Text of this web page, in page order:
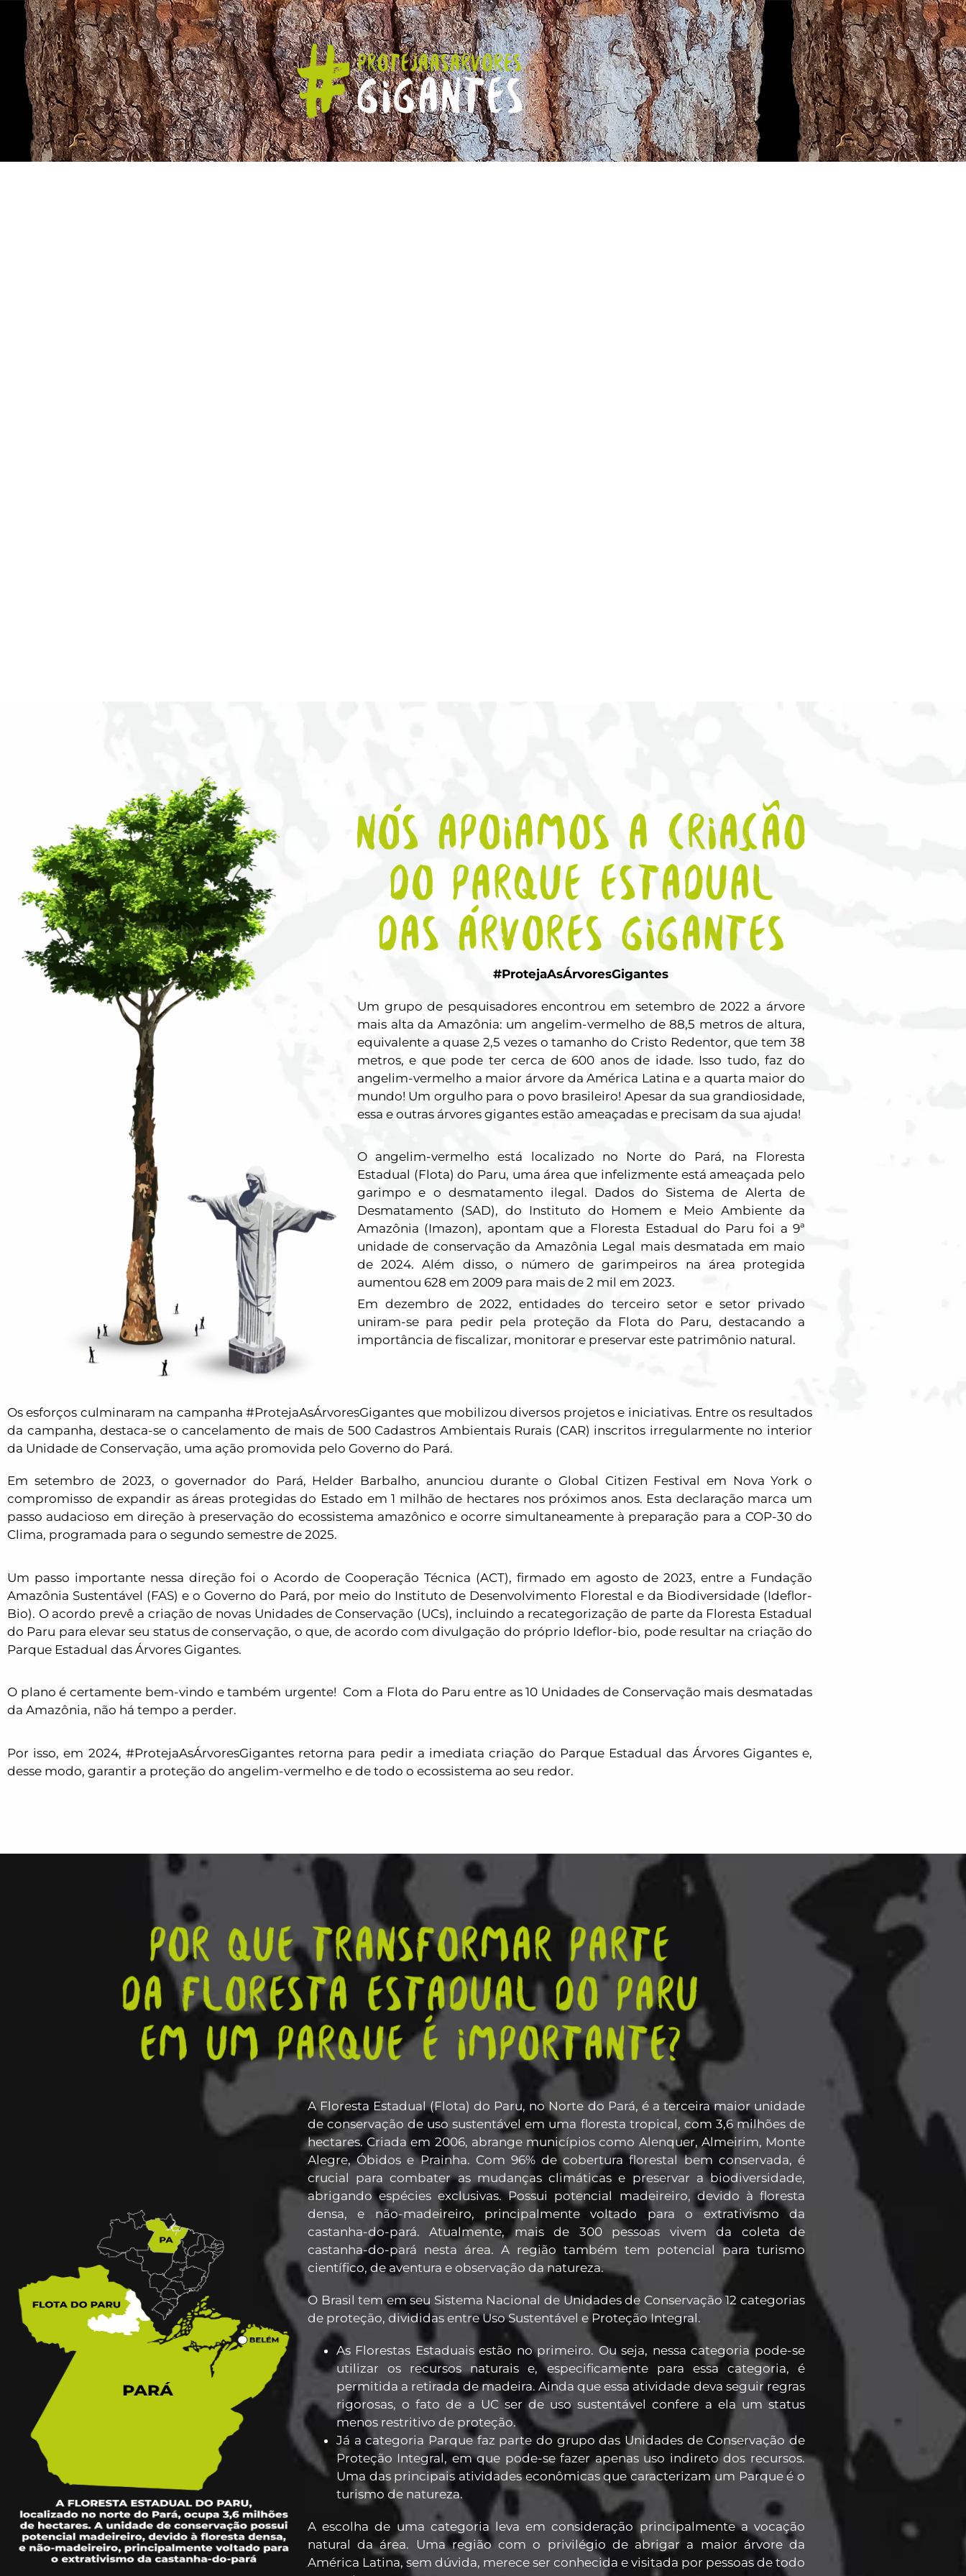
#ProtejaAsÁrvoresGigantes
Um grupo de pesquisadores encontrou em setembro de 2022 a árvore
mais alta da Amazônia: um angelim-vermelho de 88,5 metros de altura,
equivalente a quase 2,5 vezes o tamanho do Cristo Redentor, que tem 38
metros, e que pode ter cerca de 600 anos de idade. Isso tudo, faz do
angelim-vermelho a maior árvore da América Latina e a quarta maior do
mundo! Um orgulho para o povo brasileiro! Apesar da sua grandiosidade,
essa e outras árvores gigantes estão ameaçadas e precisam da sua ajuda!
O angelim-vermelho está localizado no Norte do Pará, na Floresta
Estadual (Flota) do Paru, uma áreaque infelizmente está ameaçada pelo
garimpo e o desmatamento ilegal. Dados do Sistema de Alerta de
Desmatamento (SAD), do Instituto do Homem e Meio Ambiente da
Amazônia (Imazon), apontam que a Floresta Estadual do Paru foi a 9ª
unidade de conservação da Amazônia Legal mais desmatada em maio
de2024. Além disso, o número de garimpeiros na área protegida
aumentou 628 em 2009 para mais de 2 mil em 2023.
$200 no deposit bonus codes
merhabet
abebet
Basarıbet
sweet bonanza
Em dezembro de 2022, entidades do terceiro setor e setor privado
uniram-se para pedir pela proteção da Flota do Paru, destacando a
importância de fiscalizar, monitorar e preservar este patrimônio natural.
Os esforços culminaram na campanha #ProtejaAsÁrvoresGigantes que mobilizou diversos projetos e iniciativas. Entre os resultados
da campanha, destaca-se o cancelamento de mais de 500 Cadastros Ambientais Rurais (CAR) inscritos irregularmente no interior
da Unidade de Conservação, uma ação promovida pelo Governo do Pará.
Em setembro de 2023, o governador do Pará, Helder Barbalho, anunciou durante o Global Citizen Festival em Nova York o
compromisso de expandir as áreas protegidas do Estado em 1 milhão de hectares nos próximos anos. Esta declaração marca um
passo audacioso em direção à preservação do ecossistema amazônico e ocorre simultaneamente à preparação para a COP-30 do
Clima, programada para o segundo semestre de 2025.
Um passo importante nessa direção foi o Acordo de Cooperação Técnica (ACT), firmado em agosto de 2023, entre a Fundação
Amazônia Sustentável (FAS) e o Governo do Pará, por meio do Instituto de Desenvolvimento Florestal e da Biodiversidade (Ideflor-
Bio). O acordo prevê a criação de novas Unidades de Conservação (UCs), incluindo a recategorização de parte da Floresta Estadual
do Paru para elevar seu status de conservação, o que, de acordo com divulgação do próprio Ideflor-bio, pode resultar na criação do
Parque Estadual das Árvores Gigantes.
O plano é certamente bem-vindo e também urgente! Com a Flota do Paru entre as 10 Unidades de Conservação mais desmatadas
da Amazônia, não há tempo a perder.
Por isso, em 2024, #ProtejaAsÁrvoresGigantes retorna para pedir a imediata criação do Parque Estadual das Árvores Gigantes e,
desse modo, garantir a proteção do angelim-vermelho e de todo o ecossistema ao seu redor.
A Floresta Estadual (Flota) do Paru, no Norte do Pará, é a terceira maior unidade
de conservação de uso sustentável em uma floresta tropical, com 3,6 milhões de
hectares. Criada em 2006, abrange municípios como Alenquer, Almeirim, Monte
Alegre, Óbidos e Prainha. Com 96% de cobertura florestal bem conservada, é
crucial para combater as mudanças climáticas e preservar a biodiversidade,
abrigando espécies exclusivas. Possui potencial madeireiro, devido à floresta
densa, e não-madeireiro, principalmente voltado para o extrativismo da
castanha-do-pará. Atualmente, mais de 300 pessoas vivem da coleta de
castanha-do-pará nesta área. A região também tem potencial para turismo
científico, de aventura e observação da natureza.
O Brasil tem em seu Sistema Nacional de Unidades de Conservação 12 categorias
de proteção, divididas entre Uso Sustentável e Proteção Integral.
As Florestas Estaduais estão no primeiro. Ou seja, nessa categoria pode-se
utilizar os recursos naturais e, especificamente para essa categoria, é
permitida a retirada de madeira. Ainda que essa atividade deva seguir regras
rigorosas, o fato de a UC ser de uso sustentável confere a ela um status
menos restritivo de proteção.
Já a categoria Parque faz parte do grupo das Unidades de Conservação de
Proteção Integral, em que pode-se fazer apenas uso indireto dos recursos.
Uma das principais atividades econômicas que caracterizam um Parque é o
turismo de natureza.
A escolha de uma categoria leva em consideração principalmente a vocação
natural da área. Uma região com o privilégio de abrigar a maior árvore da
América Latina, sem dúvida, merece ser conhecida e visitada por pessoas de todo